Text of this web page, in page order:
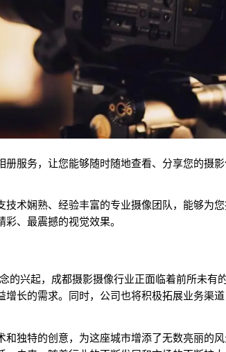
册服务，让您能够随时随地查看、分享您的摄
技术娴熟、经验丰富的专业摄像团队，能够为
、最震撼的视觉效果。
的兴起，成都摄影摄像行业正面临着前所未有
增长的需求。同时，公司也将积极拓展业务渠
和独特的创意，为这座城市增添了无数亮丽的